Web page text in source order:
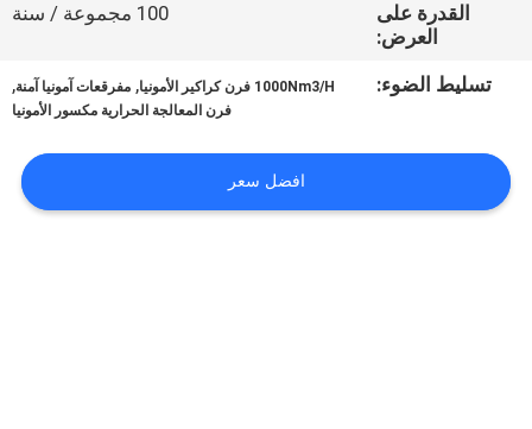
اطلب
القدرة على
العرض:
100 مجموعة / سنة
تسليط الضوء: 1000Nm3/H فرن كراكير الأمونيا , مفرقعات آمونيا آمنة,
فرن المعالجة الحرارية مكسور الأمونيا
افضل سعر